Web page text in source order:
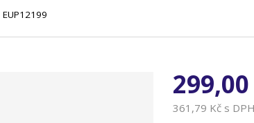
EUP12199
361,79 Kč s